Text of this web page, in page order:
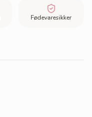
Fødevaresikker